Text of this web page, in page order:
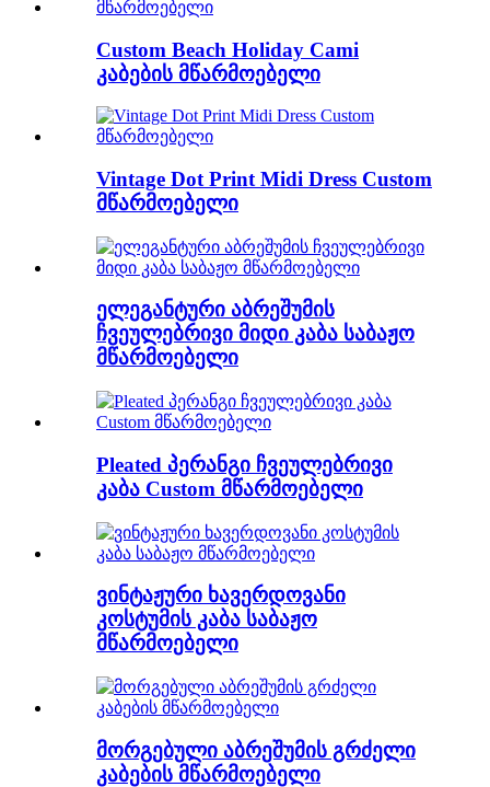
Custom Beach Holiday Cami
კაბების მწარმოებელი
Vintage Dot Print Midi Dress Custom
მწარმოებელი
ელეგანტური აბრეშუმის
ჩვეულებრივი მიდი კაბა საბაჟო
მწარმოებელი
Pleated პერანგი ჩვეულებრივი
კაბა Custom მწარმოებელი
ვინტაჟური ხავერდოვანი
კოსტუმის კაბა საბაჟო
მწარმოებელი
მორგებული აბრეშუმის გრძელი
კაბების მწარმოებელი